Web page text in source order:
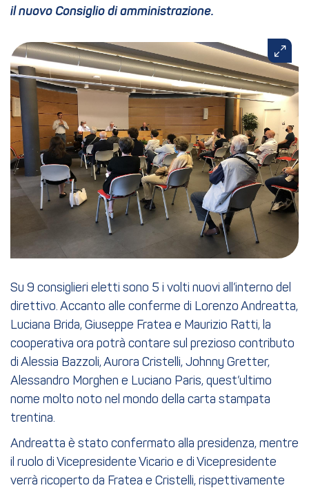
il nuovo Consiglio di amministrazione.
Su 9 consiglieri eletti sono 5 i volti nuovi all’interno del
direttivo. Accanto alle conferme di Lorenzo Andreatta,
Luciana Brida, Giuseppe Fratea e Maurizio Ratti, la
cooperativa ora potrà contare sul prezioso contributo
di Alessia Bazzoli, Aurora Cristelli, Johnny Gretter,
Alessandro Morghen e Luciano Paris, quest’ultimo
nome molto noto nel mondo della carta stampata
trentina.
Andreatta è stato confermato alla presidenza, mentre
il ruolo di Vicepresidente Vicario e di Vicepresidente
verrà ricoperto da Fratea e Cristelli, rispettivamente